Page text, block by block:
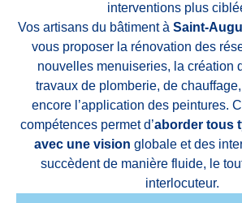
interventions plus
Vos artisans du bâtiment à Saint-
vous proposer la rénovation des
nouvelles menuiseries, la création
travaux de plomberie, de
encore l’application des peintures.
compétences permet d’aborder tous
avec une vision globale et des
succèdent de manière fluide, le
interlocuteur.